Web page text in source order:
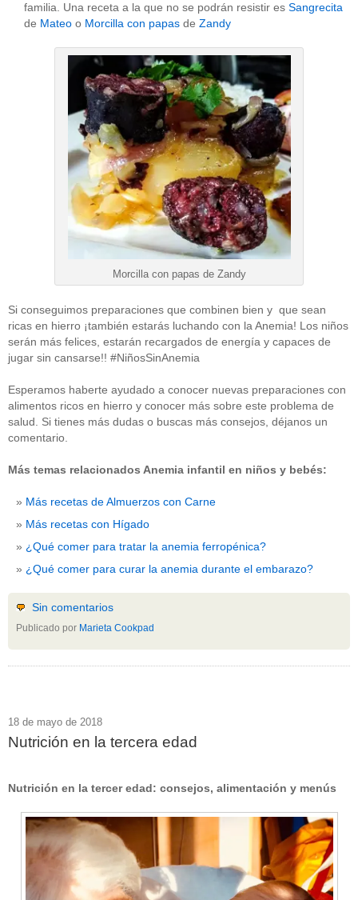
familia. Una receta a la que no se podrán resistir es Sangrecita
de Mateo o Morcilla con papas de Zandy
Morcilla con papas de Zandy
Si conseguimos preparaciones que combinen bien y que sean
ricas en hierro ¡también estarás luchando con la Anemia! Los niños
serán más felices, estarán recargados de energía y capaces de
jugar sin cansarse!! #NiñosSinAnemia
Esperamos haberte ayudado a conocer nuevas preparaciones con
alimentos ricos en hierro y conocer más sobre este problema de
salud. Si tienes más dudas o buscas más consejos, déjanos un
comentario.
Más temas relacionados Anemia infantil en niños y bebés:
Más recetas de Almuerzos con Carne
Más recetas con Hígado
¿Qué comer para tratar la anemia ferropénica?
¿Qué comer para curar la anemia durante el embarazo?
Sin comentarios
Publicado por Marieta Cookpad
18 de mayo de 2018
Nutrición en la tercera edad
Nutrición en la tercer edad: consejos, alimentación y menús